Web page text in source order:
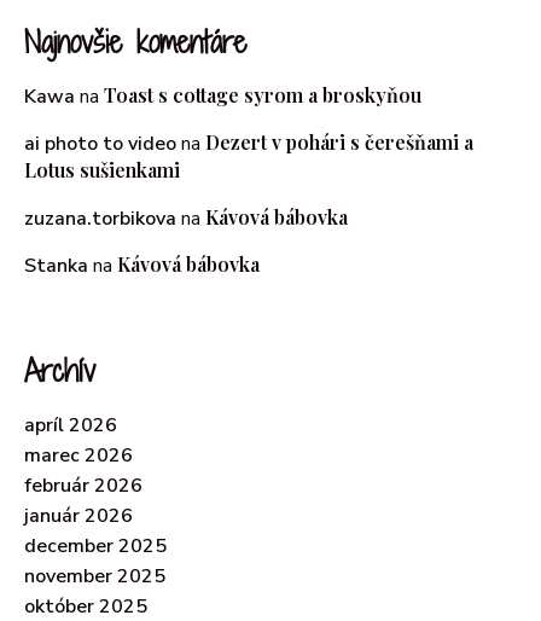
Najnovšie komentáre
Kawa na Toast s cottage syrom a broskyňou
ai photo to videona Dezert v pohári s čerešňami a
Lotus sušienkami
zuzana.torbikova na Kávová bábovka
Stanka na Kávová bábovka
Archív
apríl 2026
marec 2026
február 2026
január 2026
december 2025
november 2025
október 2025